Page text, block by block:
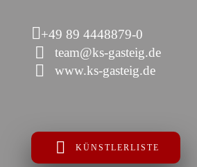
+49 89 4448879-0
team@ks-gasteig.de
www.ks-gasteig.de
KÜNSTLERLISTE